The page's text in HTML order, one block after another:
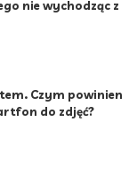
nie wychodząc z
Czym powinien
do zdjęć?